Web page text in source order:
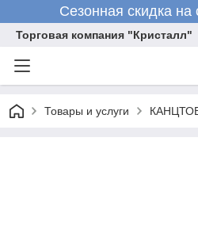
Сезонная скидка на
Торговая компания "Кристалл"
Товары и услуги